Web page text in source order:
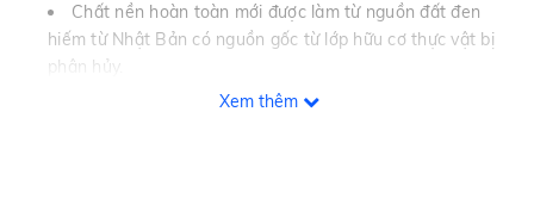
Chất nền hoàn toàn mới được làm từ nguồn đất đen
hiếm từ Nhật Bản có nguồn gốc từ lớp hữu cơ thực vật bị
phân hủy.
Giàu các yếu tố hữu cơ và chất dinh dưỡng tạo điều kiện lý
Xem thêm